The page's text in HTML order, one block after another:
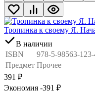
Тропинка к своему Я.
В наличии
ISBN
978-5-98563-
Предмет Прочее
391 ₽
Экономия -391 ₽